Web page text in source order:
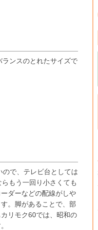
ンスのとれたサイズで
で、テレビ台としては
もう一回り小さくても
ダーなどの配線がしや
。脚があることで、部
リモク60では、昭和の